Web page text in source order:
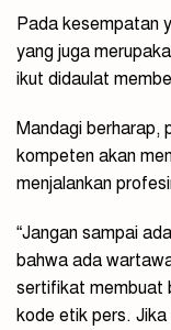
Pada kesempatan
yang juga
ikut didaulat
Mandagi berharap,
kompeten akan
menjalankan
“Jangan sampai
bahwa ada
sertifikat membuat
kode etik pers.